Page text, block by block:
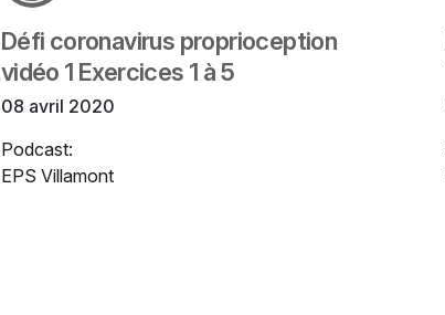
Défi coronavirus proprioception
vidéo 1 Exercices 1 à 5
08 avril 2020
Podcast:
EPS Villamont